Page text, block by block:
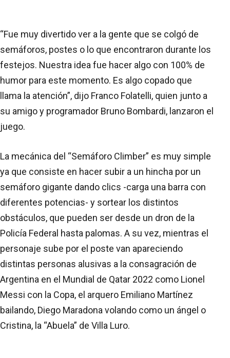
“Fue muy divertido ver a la gente que se colgó de
semáforos, postes o lo que encontraron durante los
festejos. Nuestra idea fue hacer algo con 100% de
humor para este momento. Es algo copado que
llama la atención”, dijo Franco Folatelli, quien junto a
su amigo y programador Bruno Bombardi, lanzaron el
juego.
La mecánica del “Semáforo Climber” es muy simple
ya que consiste en hacer subir a un hincha por un
semáforo gigante dando clics -carga una barra con
diferentes potencias- y sortear los distintos
obstáculos, que pueden ser desde un dron de la
Policía Federal hasta palomas. A su vez, mientras el
personaje sube por el poste van apareciendo
distintas personas alusivas a la consagración de
Argentina en el Mundial de Qatar 2022 como Lionel
Messi con la Copa, el arquero Emiliano Martínez
bailando, Diego Maradona volando como un ángel o
Cristina, la “Abuela” de Villa Luro.